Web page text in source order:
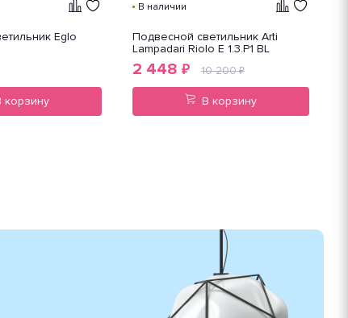
Eglo
корзину
В наличии
Подвесной светильник Arti
Lampadari Riolo E 1.3.P1 BL
2 448 ₽ 10 200₽
В корзину